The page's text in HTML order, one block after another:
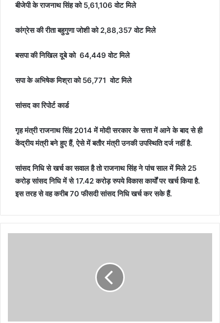
बीजेपी के राजनाथ सिंह को 5,61,106 वोट मिले
कांग्रेस की रीता बहुगुणा जोशी को 2,88,357 वोट मिले
बसपा की निखिल दूबे को 64,449 वोट मिले
सपा के अभिषेक मिश्रा को 56,771 वोट मिले
सांसद का रिपोर्ट कार्ड
गृह मंत्री राजनाथ सिंह 2014 में मोदी सरकार के सत्ता में आने के बाद से ही
केंद्रीय मंत्री बने हुए हैं, ऐसे में बतौर मंत्री उनकी उपस्थिति दर्ज नहीं है.
सांसद निधि से खर्च का सवाल है तो राजनाथ सिंह ने पांच साल में मिले 25
करोड़ सांसद निधि में से 17.42 करोड़ रुपये विकास कार्यों पर खर्च किया है.
इस तरह से वह करीब 70 फीसदी सांसद निधि खर्च कर सके हैं.